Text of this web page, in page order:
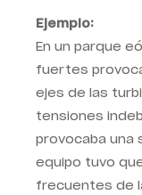
Ejemplo:
En un parque
fuertes
ejes de las
tensiones
provocaba una
equipo tuvo
frecuentes de